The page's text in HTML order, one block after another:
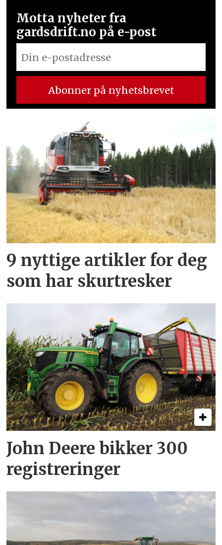
Motta nyheter fra
gardsdrift.no på e-post
9 nyttige artikler for deg
som har skurtresker
John Deere bikker 300
registreringer